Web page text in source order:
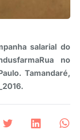
salarial do
no
Tamandaré,